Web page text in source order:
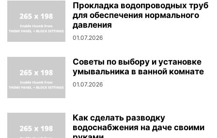
Прокладка водопроводных труб
для обеспечения нормального
давления
01.07.2026
Советы по выбору и установке
умывальника в ванной комнате
01.07.2026
Как сделать разводку
водоснабжения на даче своими